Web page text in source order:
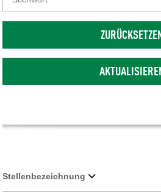
ZURÜCKSETZEN
Stellenbezeichnung